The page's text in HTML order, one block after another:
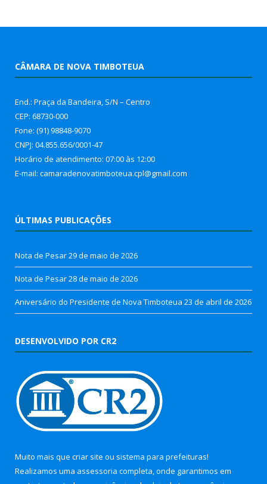
CÂMARA DE NOVA TIMBOTEUA
End.: Praça da Bandeira, S/N – Centro
CEP: 68730-000
Fone: (91) 98848-9070
CNPJ: 04.855.656/0001-47
Horário de atendimento: 07:00 às 12:00
E-mail: camaradenovatimboteua.cpl@gmail.com
ÚLTIMAS PUBLICAÇÕES
Nota de Pesar29 de maio de 2026
Nota de Pesar28 de maio de 2026
Aniversário do Presidente de Nova Timboteua 23 de abril de 2026
DESENVOLVIDO POR CR2
Muito mais que criar site ou sistema para prefeituras!
Realizamos uma assessoria completa, onde garantimos em